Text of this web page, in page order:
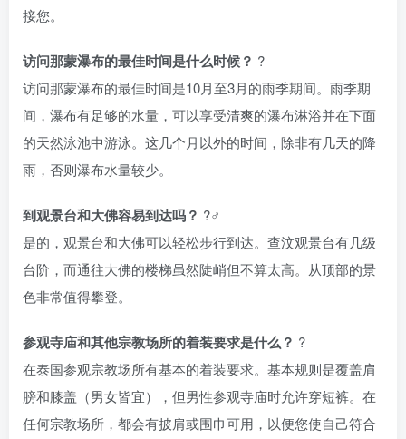
接您。
访问那蒙瀑布的最佳时间是什么时候？ ?
访问那蒙瀑布的最佳时间是10月至3月的雨季期间。雨季期
间，瀑布有足够的水量，可以享受清爽的瀑布淋浴并在下面
的天然泳池中游泳。这几个月以外的时间，除非有几天的降
雨，否则瀑布水量较少。
到观景台和大佛容易到达吗？ ?‍♂️
是的，观景台和大佛可以轻松步行到达。查汶观景台有几级
台阶，而通往大佛的楼梯虽然陡峭但不算太高。从顶部的景
色非常值得攀登。
参观寺庙和其他宗教场所的着装要求是什么？ ?
在泰国参观宗教场所有基本的着装要求。基本规则是覆盖肩
膀和膝盖（男女皆宜），但男性参观寺庙时允许穿短裤。在
任何宗教场所，都会有披肩或围巾可用，以便您使自己符合